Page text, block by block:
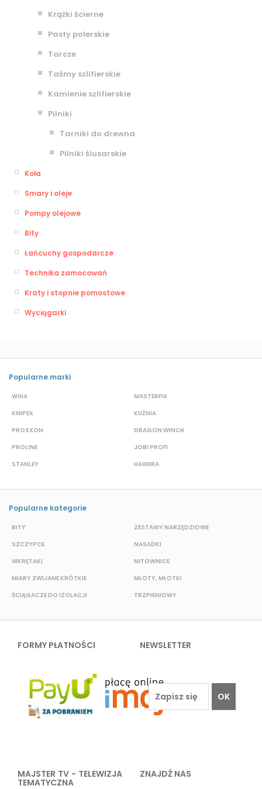
Krążki ścierne
Pasty polerskie
Tarcze
Taśmy szlifierskie
Kamienie szlifierskie
Pilniki
Tarniki do drewna
Pilniki ślusarskie
Koła
Smary i oleje
Pompy olejowe
Bity
Łańcuchy gospodarcze
Technika zamocowań
Kraty i stopnie pomostowe
Wyciągarki
Popularne marki
WIHA
KNIPEX
PROXXON
PROLINE
STANLEY
MASTERFIX
KUŹNIA
DRAGON WINCH
JOBI PROFI
HAWERA
Popularne kategorie
BITY
SZCZYPCE
WKRĘTAKI
MIARY ZWIJANE KRÓTKIE
ŚCIĄGACZE DO IZOLACJI
ZESTAWY NARZĘDZIOWE
NASADKI
NITOWNICE
MŁOTY, MŁOTKI
TRZPIENIOWY
FORMY PŁATNOŚCI NEWSLETTER
OK
MAJSTER TV - TELEWIZJA
TEMATYCZNA
ZNAJDŹ NAS